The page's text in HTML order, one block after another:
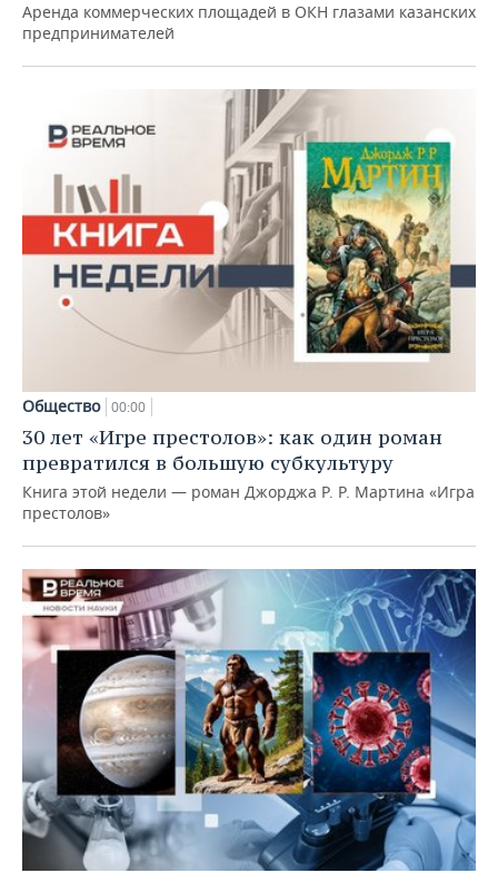
Аренда коммерческих площадей в ОКН глазами казанских
предпринимателей
Общество 00:00
30 лет «Игре престолов»: как один роман
превратился в большую субкультуру
Книга этой недели — роман Джорджа Р. Р. Мартина «Игра
престолов»